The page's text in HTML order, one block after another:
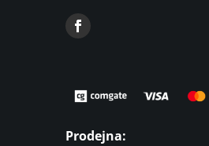
Prodejna: